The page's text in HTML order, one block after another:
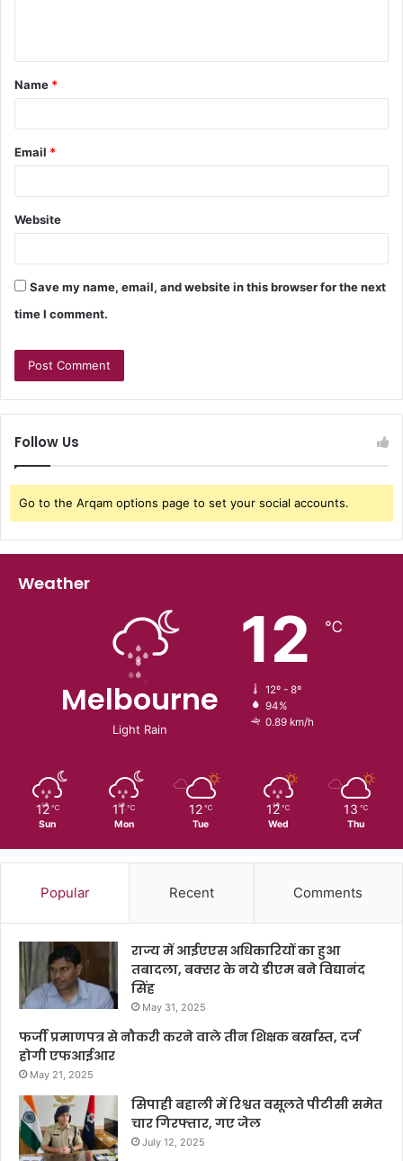
Name *
Email *
Website
Save my name, email, and website in this browser for the next
time I comment.
Follow Us
Go to the Arqam options page to set your social accounts.
Weather
Melbourne
Light Rain
12 ℃
12º - 8º
94%
0.89 km/h
12 ℃
Sun
11 ℃
Mon
12 ℃
Tue
12 ℃
Wed
13 ℃
Thu
Popular Recent Comments
राज्य में आईएएस अधिकारियों का हुआ
तबादला, बक्सर के नये डीएम बने विद्यानंद
सिंह
May 31, 2025
फर्जी प्रमाणपत्र से नौकरी करने वाले तीन शिक्षक बर्खास्त, दर्ज
होगी एफआईआर
May 21, 2025
सिपाही बहाली में रिश्वत वसूलते पीटीसी समेत
चार गिरफ्तार, गए जेल
July 12, 2025